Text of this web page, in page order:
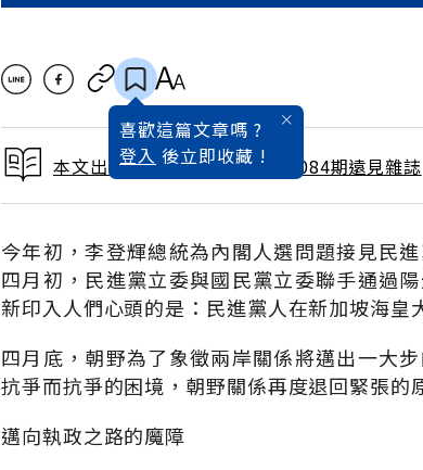
喜歡這篇文章嗎 ?
登入 後立即收藏 !
本文出自 1993 / 6月號雜誌 第084期遠見雜誌
今年初，李登輝總統為內閣人選問題接見民
四月初，民進黨立委與國民黨立委聯手通過
新印入人們心頭的是：民進黨人在新加坡海皇
四月底，朝野為了象徵兩岸關係將邁出一大
抗爭而抗爭的困境，朝野關係再度退回緊張的
邁向執政之路的魔障